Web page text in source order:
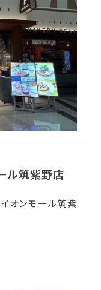
ル筑紫野店
オンモール筑紫